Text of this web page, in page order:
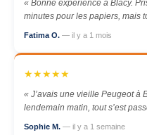
« Bonne expérience à Blacy.
minutes pour les papiers, mais
Fatima O. — il y a 1 mois
★★★★★
« J’avais une vieille Peugeot à
lendemain matin, tout s’est
Sophie M. — il y a 1 semaine